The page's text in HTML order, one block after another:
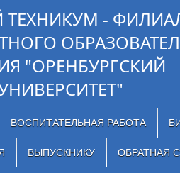
-
"ОРЕНБУРГСКИЙ
ВОСПИТАТЕЛЬНАЯ РАБОТА
ВЫПУСКНИКУ ОБРАТНАЯ